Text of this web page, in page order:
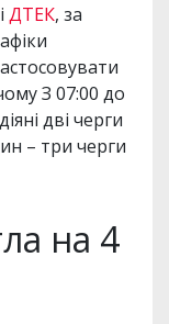
ДТЕК, за
З 07:00 до
дві черги
– три черги
на 4